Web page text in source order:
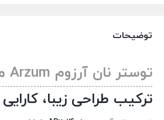
توضیحات
توستر نان آرزوم Arzum مدل AR2014
ترکیب طراحی زیبا،